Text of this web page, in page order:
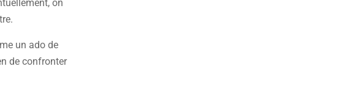
on
un ado de
de confronter